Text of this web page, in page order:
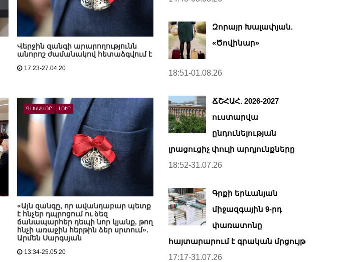
Վերջին զանգի արարողությունն
անորոշ ժամանակով հետաձգվում է
17:23-27.04.20
ԳԼԽԱՎՈՐ ԼՈՒՐ
«Այն զանգը, որ ավանդաբար պետք
է հնչեր դպրոցում ու ձեզ
ճանապարհեր դեպի նոր կյանք, թող
հնչի առաջին հերթին ձեր սրտում».
Արմեն Սարգսյան
13:34-25.05.20
Զորայր Խալափյան.
«Ծովինար»
18:51-01.08.26
ՃՇՀԱՀ. 2026-2027
ուստարվա
ընդունելության
լրացուցիչ փուլի արդյունքները
18:52-31.07.26
Գրքի երևանյան
միջազգային 9-րդ
փառատոնը
հայտարարում է գրական մրցույթ
17:17-31.07.26